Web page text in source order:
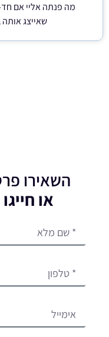
שאייצג
השאירו
או חייגו 052-874-4011